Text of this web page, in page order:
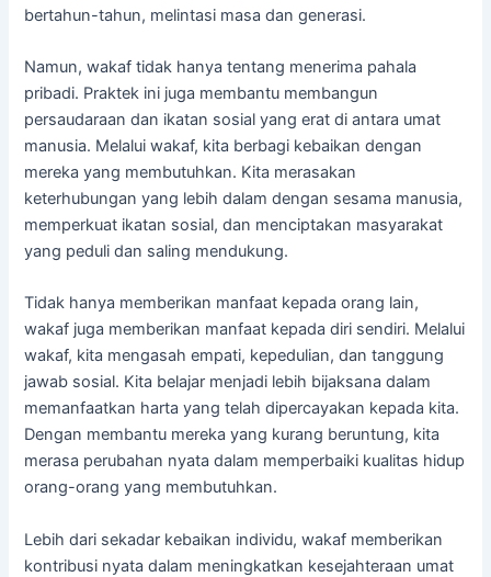
bertahun-tahun, melintasi masa dan generasi.
Namun, wakaf tidak hanya tentang menerima pahala
pribadi. Praktek ini juga membantu membangun
persaudaraan dan ikatan sosial yang erat di antara umat
manusia. Melalui wakaf, kita berbagi kebaikan dengan
mereka yang membutuhkan. Kita merasakan
keterhubungan yang lebih dalam dengan sesama manusia,
memperkuat ikatan sosial, dan menciptakan masyarakat
yang peduli dan saling mendukung.
Tidak hanya memberikan manfaat kepada orang lain,
wakaf juga memberikan manfaat kepada diri sendiri. Melalui
wakaf, kita mengasah empati, kepedulian, dan tanggung
jawab sosial. Kita belajar menjadi lebih bijaksana dalam
memanfaatkan harta yang telah dipercayakan kepada kita.
Dengan membantu mereka yang kurang beruntung, kita
merasa perubahan nyata dalam memperbaiki kualitas hidup
orang-orang yang membutuhkan.
Lebih dari sekadar kebaikan individu, wakaf memberikan
kontribusi nyata dalam meningkatkan kesejahteraan umat